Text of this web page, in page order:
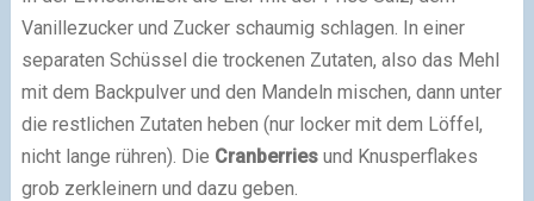
Vanillezucker und Zucker schaumig schlagen. In einer
separaten Schüssel die trockenen Zutaten, also das Mehl
mit dem Backpulver und den Mandeln mischen, dann unter
die restlichen Zutaten heben (nur locker mit dem Löffel,
nicht lange rühren). Die Cranberriesund Knusperflakes
grob zerkleinern und dazu geben.